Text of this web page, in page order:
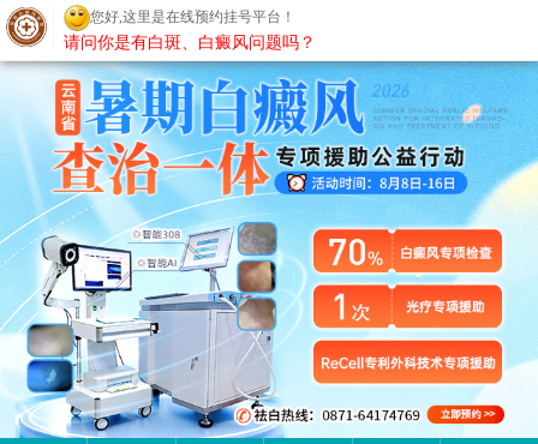
昆明白癜风医院
您好,这里是在线预约挂号平台！
请问你是有白斑、白癜风问题吗？